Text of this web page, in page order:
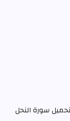
تحميل سورة النحل